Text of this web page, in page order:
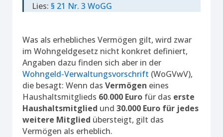
Lies: § 21 Nr. 3 WoGG
Was als erhebliches Vermögen gilt, wird zwar
im Wohngeldgesetz nicht konkret definiert,
Angaben dazu finden sich aber in der
Wohngeld-Verwaltungsvorschrift (WoGVwV),
die besagt: Wenn das Vermögen eines
Haushaltsmitglieds 60.000 Euro für das erste
Haushaltsmitglied und 30.000 Euro für jedes
weitere Mitglied übersteigt, gilt das
Vermögen als erheblich.